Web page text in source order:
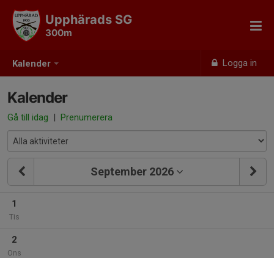
Kalender Logga in
Upphärads SG
300m
Kalender
Gå till idag | Prenumerera
September 2026
1
Tis
2
Ons